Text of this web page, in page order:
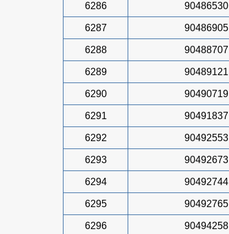
6286 90486530
6287 90486905
6288 90488707
6289 90489121
6290 90490719
6291 90491837
6292 90492553
6293 90492673
6294 90492744
6295 90492765
6296 90494258